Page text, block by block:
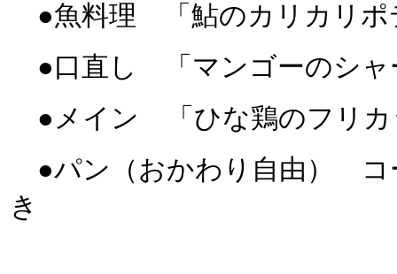
●魚料理 「鮎のカリカリポ
●口直し 「マンゴーのシャ
●メイン 「ひな鶏のフリカ
●パン（おかわり自由） コ
き